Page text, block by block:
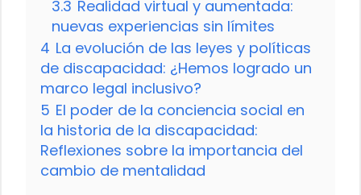
3.3 Realidad virtual y aumentada:
nuevas experiencias sin límites
4 La evolución de las leyes y políticas
de discapacidad: ¿Hemos logrado un
marco legal inclusivo?
5 El poder de la conciencia social en
la historia de la discapacidad:
Reflexiones sobre la importancia del
cambio de mentalidad